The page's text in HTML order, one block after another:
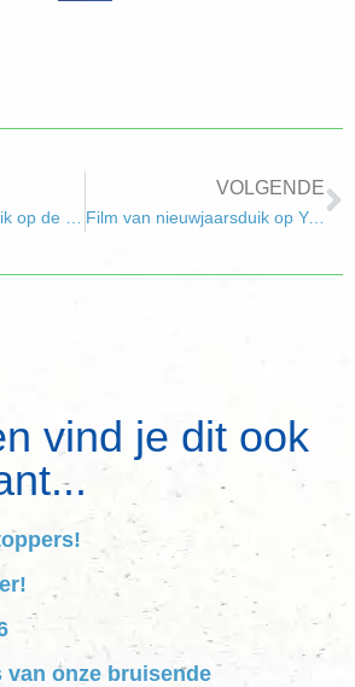
VOLGENDE
Film van nieuwjaarsduik op Youtube
vind je dit ook
van onze bruisende